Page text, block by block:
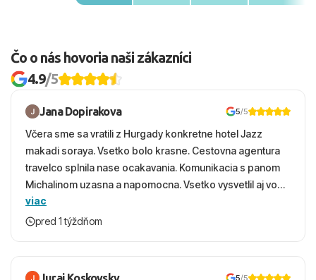
Čo o nás hovoria naši zákazníci
4.9/5
Jana Dopirakova 5/5
Včera sme sa vratili z Hurgady konkretne hotel Jazz
makadi soraya. Vsetko bolo krasne. Cestovna agentura
travelco splnila nase ocakavania. Komunikacia s panom
Michalinom uzasna a napomocna. Vsetko vysvetlil aj vo
vecernych hodinach zaco sa ospravedlnujem. Hotel
krasny, cisty. Sluzby top. Strava, prostredie, more,
viac
pred 1 týždňom